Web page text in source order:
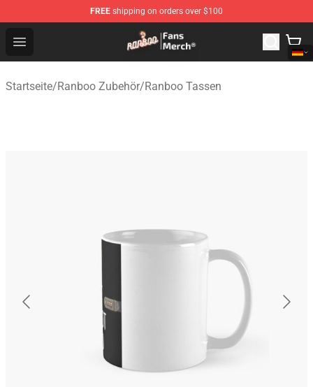
FREE shipping on orders over $100
Open menu
Ranboo Store - Official Ranboo Merchandise Shop
Startseite/Ranboo Zubehör/Ranboo Tassen